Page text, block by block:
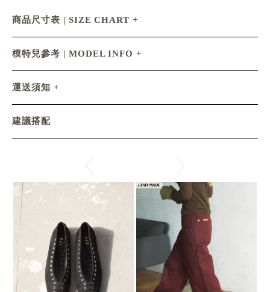
商品尺寸表 | SIZE CHART
模特兒參考 | MODEL INFO
運送須知
建議搭配